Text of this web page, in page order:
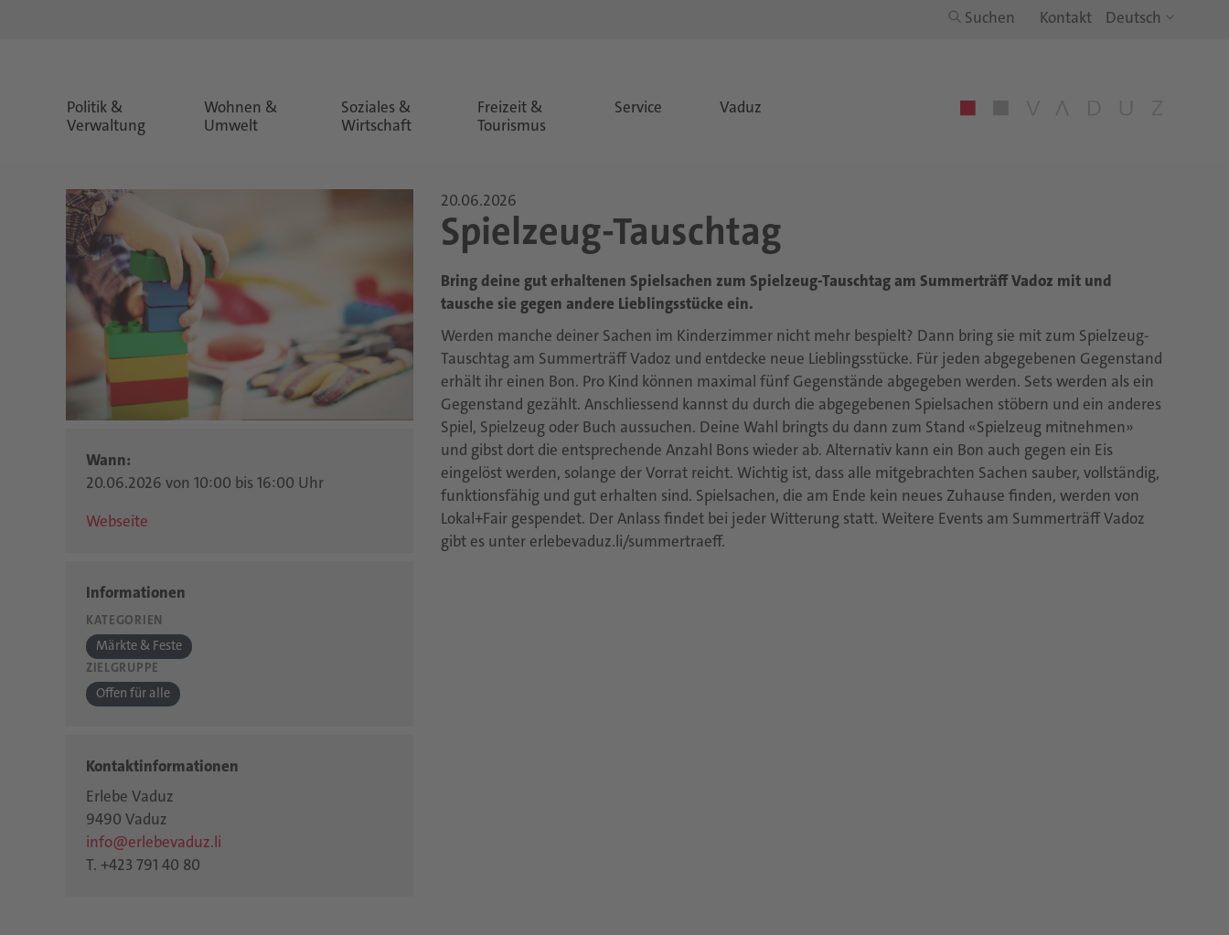
Suchen Kontakt
Politik &
Verwaltung
Wohnen &
Umwelt
Soziales &
Wirtschaft
Freizeit &
Tourismus
Service Vaduz
Wann:
20.06.2026 von 10:00 bis 16:00 Uhr
Webseite
Informationen
KATEGORIEN
Märkte & Feste
ZIELGRUPPE
Offen für alle
Kontaktinformationen
Erlebe Vaduz
9490 Vaduz
info@erlebevaduz.li
T. +423 791 40 80
20.06.2026
Spielzeug-Tauschtag
Bring deine gut erhaltenen Spielsachen zum Spielzeug-Tauschtag am Summerträff Vadoz mit und
tausche sie gegen andere Lieblingsstücke ein.
Werden manche deiner Sachen im Kinderzimmer nicht mehr bespielt? Dann bring sie mit zum Spielzeug-
Tauschtag am Summerträff Vadoz und entdecke neue Lieblingsstücke. Für jeden abgegebenen Gegenstand
erhält ihr einen Bon. Pro Kind können maximal fünf Gegenstände abgegeben werden. Sets werden als ein
Gegenstand gezählt. Anschliessend kannst du durch die abgegebenen Spielsachen stöbern und ein anderes
Spiel, Spielzeug oder Buch aussuchen. Deine Wahl bringts du dann zum Stand «Spielzeug mitnehmen»
und gibst dort die entsprechende Anzahl Bons wieder ab. Alternativ kann ein Bon auch gegen ein Eis
eingelöst werden, solange der Vorrat reicht. Wichtig ist, dass alle mitgebrachten Sachen sauber, vollständig,
funktionsfähig und gut erhalten sind. Spielsachen, die am Ende kein neues Zuhause finden, werden von
Lokal+Fair gespendet. Der Anlass findet bei jeder Witterung statt. Weitere Events am Summerträff Vadoz
gibt es unter erlebevaduz.li/summertraeff.